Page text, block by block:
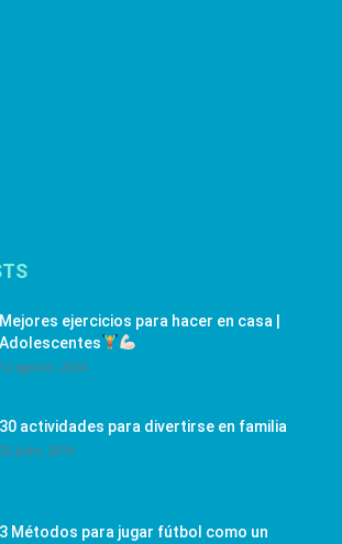
Mejores ejercicios para hacer en casa |
Adolescentes
12 agosto, 2024
30 actividades para divertirse en familia
25 julio, 2019
3 Métodos para jugar fútbol como un